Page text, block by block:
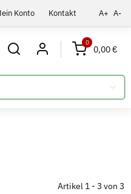
Konto Kontakt A+ A-
0
0,00 €
Artikel 1 - 3 von 3